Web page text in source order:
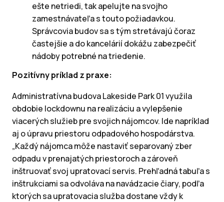
ešte netriedi, tak apelujte na svojho
zamestnávateľa s touto požiadavkou.
Správcovia budov sa s tým stretávajú čoraz
častejšie a do kancelárií dokážu zabezpečiť
nádoby potrebné na triedenie.
Pozitívny príklad z praxe:
Administratívna budova Lakeside Park 01 využila
obdobie lockdownu na realizáciu a vylepšenie
viacerých služieb pre svojich nájomcov. Ide napríklad
aj o úpravu priestoru odpadového hospodárstva.
„Každý nájomca môže nastaviť separovaný zber
odpadu v prenajatých priestoroch a zároveň
inštruovať svoj upratovací servis. Prehľadná tabuľa s
inštrukciami sa odvoláva na navádzacie čiary, podľa
ktorých sa upratovacia služba dostane vždy k